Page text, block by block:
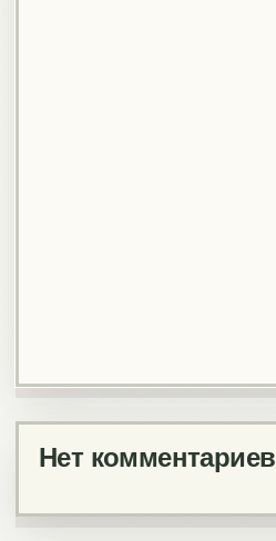
Нет комментариев